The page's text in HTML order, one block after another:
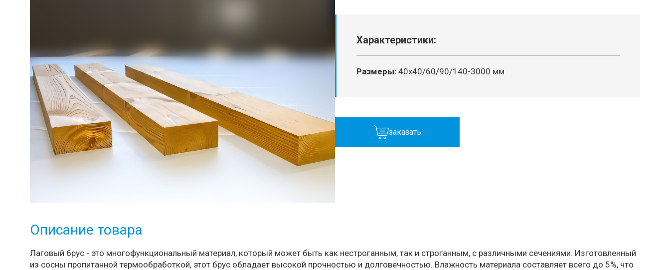
Характеристики:
Размеры: 40х40/60/90/140-3000 мм
заказать
Описание товара
Лаговый брус - это многофункциональный материал, который может быть как нестроганным, так и строганным, с различными сечениями. Изготовленный
из сосны пропитанной термообработкой, этот брус обладает высокой прочностью и долговечностью. Влажность материала составляет всего до 5%, что